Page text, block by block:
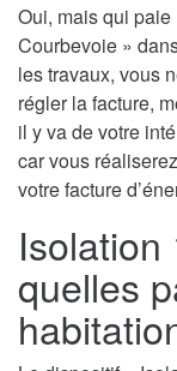
Oui, mais qui
Courbevoie »
les travaux, vous
régler la facture,
il y va de votre
car vous
votre facture
Isolation
quelles